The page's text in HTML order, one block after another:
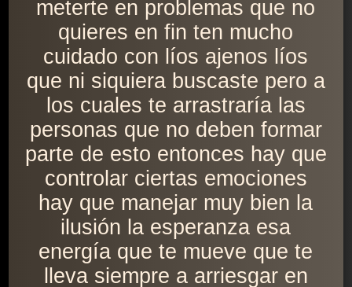
meterte en problemas que no
quieres en fin ten mucho
cuidado con líos ajenos líos
que ni siquiera buscaste pero a
los cuales te arrastraría las
personas que no deben formar
parte de esto entonces hay que
controlar ciertas emociones
hay que manejar muy bien la
ilusión la esperanza esa
energía que te mueve que te
lleva siempre a arriesgar en